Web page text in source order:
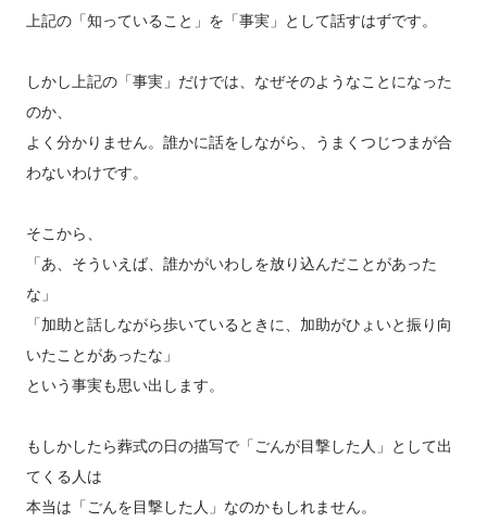
上記の「知っていること」を「事実」として話すはずです。
しかし上記の「事実」だけでは、なぜそのようなことになった
のか、
よく分かりません。誰かに話をしながら、うまくつじつまが合
わないわけです。
そこから、
「あ、そういえば、誰かがいわしを放り込んだことがあった
な」
「加助と話しながら歩いているときに、加助がひょいと振り向
いたことがあったな」
という事実も思い出します。
もしかしたら葬式の日の描写で「ごんが目撃した人」として出
てくる人は
本当は「ごんを目撃した人」なのかもしれません。